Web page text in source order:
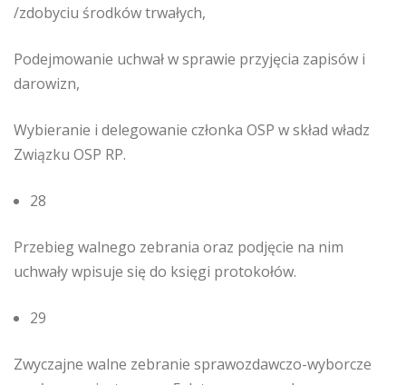
/zdobyciu środków trwałych,
Podejmowanie uchwał w sprawie przyjęcia zapisów i
darowizn,
Wybieranie i delegowanie członka OSP w skład władz
Związku OSP RP.
28
Przebieg walnego zebrania oraz podjęcie na nim
uchwały wpisuje się do księgi protokołów.
29
Zwyczajne walne zebranie sprawozdawczo-wyborcze